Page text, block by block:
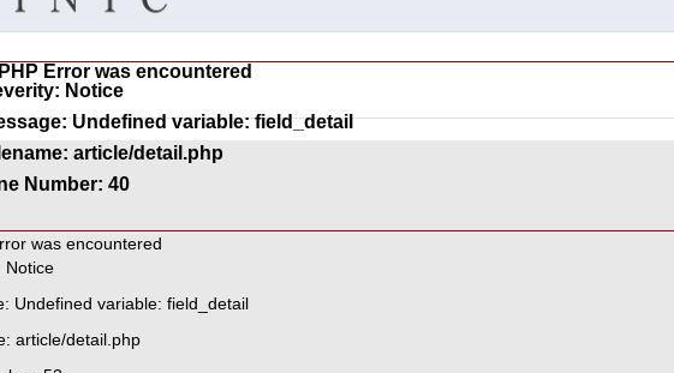
Error was encountered
Notice
Undefined variable: field_detail
article/detail.php
Number: 40
was encountered
Notice
Undefined variable: field_detail
article/detail.php